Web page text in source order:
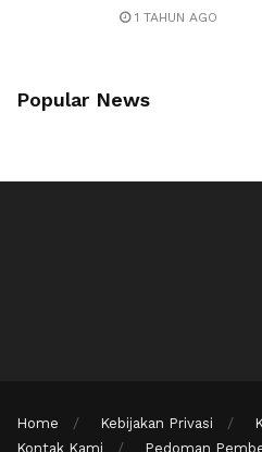
1 TAHUN AGO
Popular News
Home Kebijakan Privasi
Kontak Kami
Pedoman